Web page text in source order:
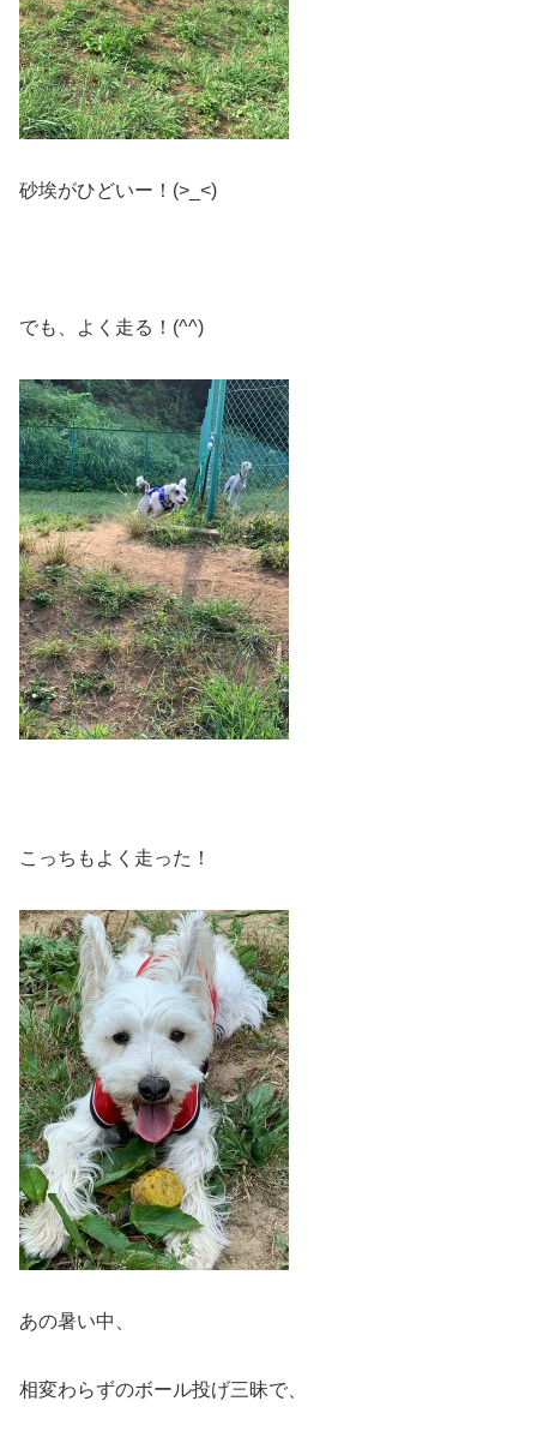
砂埃がひどいー！(>_<)
でも、よく走る！(^^)
こっちもよく走った！
あの暑い中、
相変わらずのボール投げ三昧で、